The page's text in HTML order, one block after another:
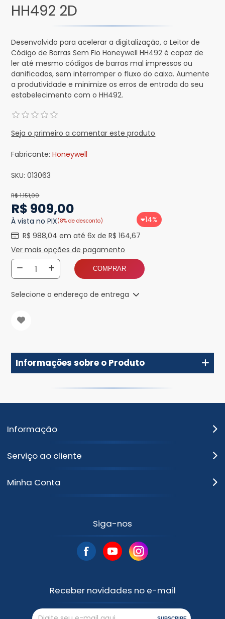
HH492 2D
Desenvolvido para acelerar a digitalização, o Leitor de
Código de Barras Sem Fio Honeywell HH492 é capaz de
ler até mesmo códigos de barras mal impressos ou
danificados, sem interromper o fluxo do caixa. Aumente
a produtividade e minimize os erros de entrada do seu
estabelecimento com o HH492.
Seja o primeiro a comentar este produto
Fabricante: Honeywell
SKU: 013063
R$ 1.151,09
R$ 909,00
À vista no PIX(8% de desconto)
R$ 988,04 em até 6x de R$ 164,67
Ver mais opções de pagamento
14%
COMPRAR
Selecione o endereço de entrega
Informações sobre o Produto
Informação
Serviço ao cliente
Minha Conta
Siga-nos
Receber novidades no e-mail